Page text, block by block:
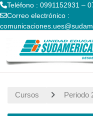
Teléfono : 0991152931 –
Correo electrónico :
Cursos Periodo